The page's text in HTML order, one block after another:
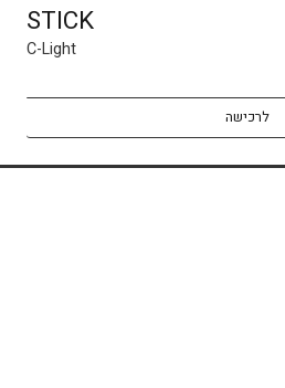
STICK
C-Light
לרכישה
RIO
C-Light
לרכישה